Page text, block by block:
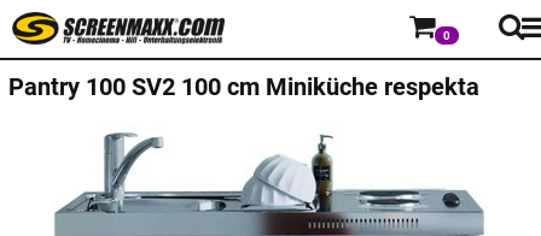
0
Pantry 100 SV2 100 cm Miniküche respekta